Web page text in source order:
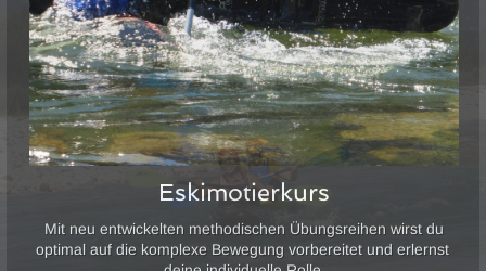
Eskimotierkurs
Mit neu entwickelten methodischen Übungsreihen wirst du
optimal auf die komplexe Bewegung vorbereitet und erlernst